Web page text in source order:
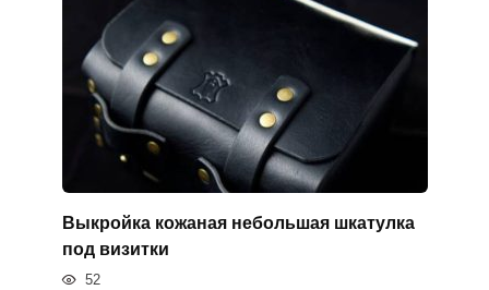
Выкройка кожаная небольшая шкатулка
под визитки
52